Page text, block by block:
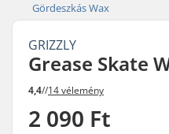
Gördeszkás Wax
GRIZZLY
Grease Skate
4,4//14 vélemény
2 090 Ft